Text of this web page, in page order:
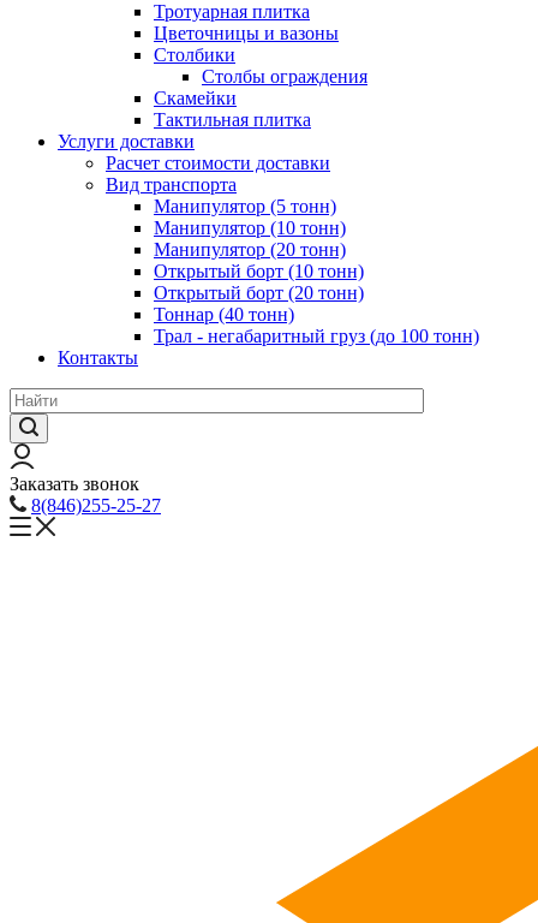
Тротуарная плитка
Цветочницы и вазоны
Столбики
Столбы ограждения
Скамейки
Тактильная плитка
Услуги доставки
Расчет стоимости доставки
Вид транспорта
Манипулятор (5 тонн)
Манипулятор (10 тонн)
Манипулятор (20 тонн)
Открытый борт (10 тонн)
Открытый борт (20 тонн)
Тоннар (40 тонн)
Трал - негабаритный груз (до 100 тонн)
Контакты
Заказать звонок
8(846)255-25-27